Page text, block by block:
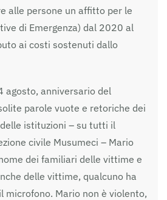
alle persone un affitto per le
di Emergenza) dal 2020 al
ai costi sostenuti dallo
agosto, anniversario del
parole vuote e retoriche dei
istituzioni – su tutti il
civile Musumeci – Mario
dei familiari delle vittime e
delle vittime, qualcuno ha
microfono. Mario non è violento,